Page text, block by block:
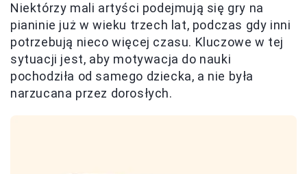
Niektórzy mali artyści podejmują się gry na
pianinie już w wieku trzech lat, podczas gdy inni
potrzebują nieco więcej czasu. Kluczowe w tej
sytuacji jest, aby motywacja do nauki
pochodziła od samego dziecka, a nie była
narzucana przez dorosłych.